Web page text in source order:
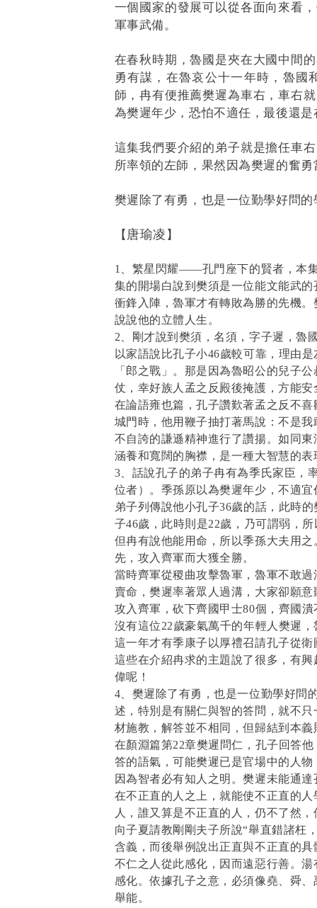
一個國家的發展可以從各面向來看
軍事武備。
在春秋時期，魯國是夾在大國中間
勇有謀，在魯哀公十一年時，魯國
師，冉有便推薦樊遲為車右，車右
為樊遲年少，恐怕不適任，最後還
這集我們要介紹的弟子就是擔任車
所率領的左師，果然因為樊遲的奮
樊遲除了有勇，也是一位勤學好問
【 唐瑜凌 】
1、繁星閃耀——孔門座下的賢者，本
集的開場白說到樊須是一位能文能武
衝鋒入陣，魯軍才有轉敗為勝的先機
說說他的立體人生。
2、剛才說到樊須，名須，字子遲，魯
以家語說比孔子小46歲較可靠，理由
「郎之戰」。那是因為魯昭公的兒子
仗，幸好族人孟之反殿後掩護，方能安
在論語雍也篇，孔子讚歎著孟之反不
城門時，他用鞭子抽打著馬說：不是
不自誇的謙遜精神進行了讚揚。如同
涵養和寬闊的胸襟，是一種大智慧的表
3、話說孔子的弟子冉有為季氏家臣，
位者）。季孫原以為樊遲年少，不適
弟子列傳說他小孔子36歲的話，此時
子46歲，此時則是22歲，乃可謂弱，
但冉有說他能用命，所以季孫大夫用
先，攻入齊軍而大獲全勝。
當時齊軍從稷曲攻擊魯軍，魯軍不敢
賣命，樊遲率著眾人過溝，大家卻願
攻入齊軍，砍下齊國甲士80個，齊國潰
沒有這位22歲豪氣萬千的年輕人樊遲
這一年才有季康子以厚禮召請孔子從
這些在介紹冉求的主題說了很多，有
偉呢！
4、樊遲除了有勇，也是一位勤學好問
述，特別是有關仁與智的答問，就不
材施教，解答並不相同，但歸結到本義
在顏淵篇第22章樊遲問仁，孔子回答
答的語氣，可能樊遲已是官場中的人
因為智者必有知人之明。樊遲未能通
在不正直的人之上，就能使不正直的
人，誰又算是不正直的人，仍不了然
向子夏請教剛剛夫子所說“舉直錯諸枉
含義，而後舉例說出正直與不正直的
不仁之人從此感化，因而遠惡行善。
感化。依據孔子之意，必須像堯、舜
舉能。